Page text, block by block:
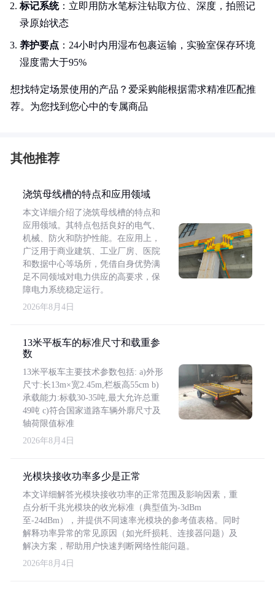
标记系统：立即用防水笔标注钻取方位、深度，拍照记
录原始状态
养护要点 ：24小时内用湿布包裹运输，实验室保存环境
湿度需大于95%
想找特定场景使用的产品？爱采购能根据需求精准匹配推
荐。为您找到您心中的专属商品
其他推荐
浇筑母线槽的特点和应用领域
本文详细介绍了浇筑母线槽的特点和
应用领域。其特点包括良好的电气、
机械、防火和防护性能。在应用上，
广泛用于商业建筑、工业厂房、医院
和数据中心等场所，凭借自身优势满
足不同领域对电力供应的高要求，保
障电力系统稳定运行。
2026年8月4日
13米平板车的标准尺寸和载重参
数
13米平板车主要技术参数包括: a)外形
尺寸:长13m×宽2.45m,栏板高55cm b)
承载能力:标载30-35吨,最大允许总重
49吨 c)符合国家道路车辆外廓尺寸及
轴荷限值标准
2026年8月4日
光模块接收功率多少是正常
本文详细解答光模块接收功率的正常范围及影响因素，重
点分析千兆光模块的收光标准（典型值为-3dBm
至-24dBm），并提供不同速率光模块的参考值表格。同时
解释功率异常的常见原因（如光纤损耗、连接器问题）及
解决方案，帮助用户快速判断网络性能问题。
2026年8月4日